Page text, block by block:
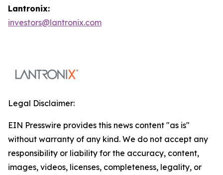
Lantronix:
investors@lantronix.com
Legal Disclaimer:
EIN Presswire provides this news content "as is"
without warranty of any kind. We do not accept any
responsibility or liability for the accuracy, content,
images, videos, licenses, completeness, legality, or